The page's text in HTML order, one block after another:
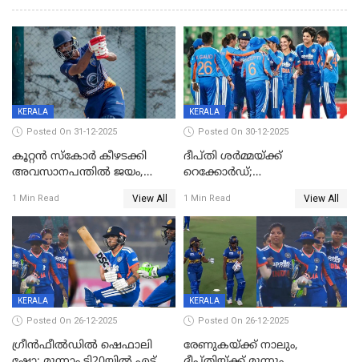
KERALA
Posted On 31-12-2025
കൂറ്റൻ സ്കോർ കീഴടക്കി
അവസാനപന്തിൽ ജയം,
1 Min Read View All
KERALA
Posted On 30-12-2025
ദീപ്തി ശർമ്മയ്ക്ക്
റെക്കോർഡ്;
ടി20 പരമ്പര തൂത്തുവാരി
ഇന്ത്യ
1 Min Read View All
KERALA
Posted On 26-12-2025
ഗ്രീന്‍ഫീല്‍ഡില്‍ ഷെഫാലി
KERALA
Posted On 26-12-2025
രേണുകയ്ക്ക് നാലും,